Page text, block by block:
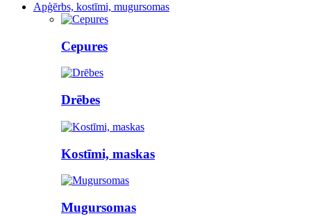
Apģērbs, kostīmi, mugursomas
Cepures
Drēbes
Kostīmi, maskas
Mugursomas